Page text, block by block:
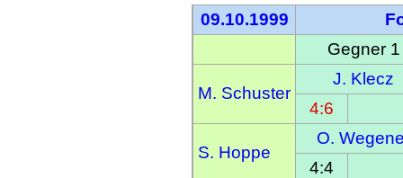
09.10.1999
Gegner 1
M. Schuster
J. Klecz
4:6
S. Hoppe
O.
4:4